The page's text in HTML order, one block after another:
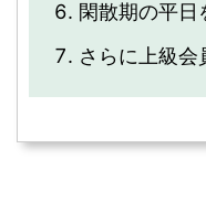
閑散期の平
さらに上級